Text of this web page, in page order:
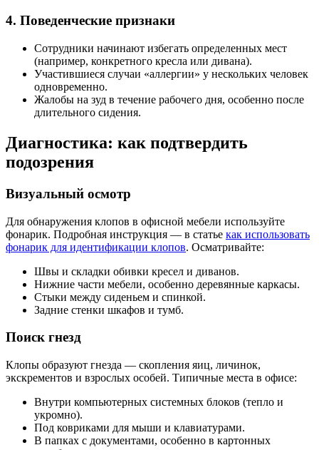
4. Поведенческие признаки
Сотрудники начинают избегать определенных мест
(например, конкретного кресла или дивана).
Участившиеся случаи «аллергии» у нескольких человек
одновременно.
Жалобы на зуд в течение рабочего дня, особенно после
длительного сидения.
Диагностика: как подтвердить
подозрения
Визуальный осмотр
Для обнаружения клопов в офисной мебели используйте
фонарик. Подробная инструкция — в статье как использовать
фонарик для идентификации клопов. Осматривайте:
Швы и складки обивки кресел и диванов.
Нижние части мебели, особенно деревянные каркасы.
Стыки между сиденьем и спинкой.
Задние стенки шкафов и тумб.
Поиск гнезд
Клопы образуют гнезда — скопления яиц, личинок,
экскрементов и взрослых особей. Типичные места в офисе:
Внутри компьютерных системных блоков (тепло и
укромно).
Под ковриками для мыши и клавиатурами.
В папках с документами, особенно в картонных